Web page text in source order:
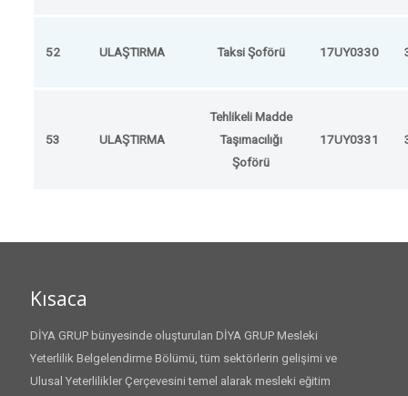
52 ULAŞTIRMA Taksi Şoförü 17UY0330
53 ULAŞTIRMA
Tehlikeli Madde
Taşımacılığı
Şoförü
17UY0331
Kısaca
DİYA GRUP bünyesinde oluşturulan DİYA GRUP Mesleki
Yeterlilik Belgelendirme Bölümü, tüm sektörlerin gelişimi ve
Ulusal Yeterlilikler Çerçevesini temel alarak mesleki eğitim